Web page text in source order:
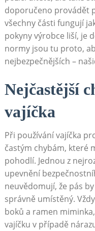
doporučeno provádět
všechny části fungují
pokyny výrobce liší, je
normy jsou tu proto,
nejbezpečnějších –
Nejčastější
vajíčka
Při používání vajíčka
častým chybám, které
pohodlí. Jednou z
upevnění
neuvědomují, že pás
správně umístěný.
boků a ramen
vajíčku v případě